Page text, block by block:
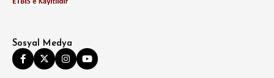
Sosyal Medya